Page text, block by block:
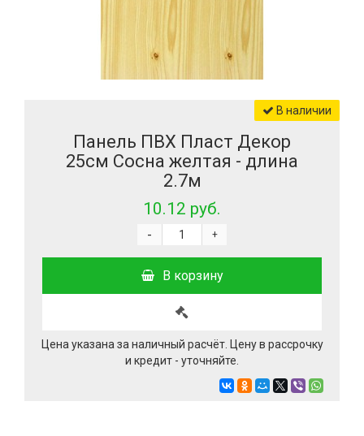
В наличии
Панель ПВХ Пласт Декор
25см Сосна желтая - длина
2.7м
10.12 руб.
+
-
В корзину
Цена указана за наличный расчёт. Цену в рассрочку
и кредит - уточняйте.